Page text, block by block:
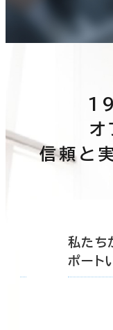
オ
信頼と
私たち
ポート